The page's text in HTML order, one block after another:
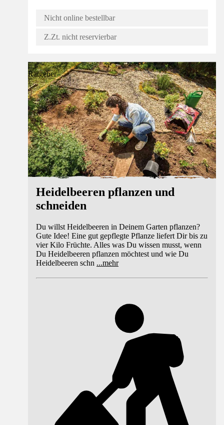
Nicht online bestellbar
Z.Zt. nicht reservierbar
Ratgeber
Heidelbeeren pflanzen und
schneiden
Du willst Heidelbeeren in Deinem Garten pflanzen?
Gute Idee! Eine gut gepflegte Pflanze liefert Dir bis zu
vier Kilo Früchte. Alles was Du wissen musst, wenn
Du Heidelbeeren pflanzen möchtest und wie Du
Heidelbeeren schn ...mehr